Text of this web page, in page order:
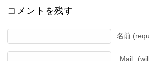
コメントを残す
名前
Mail